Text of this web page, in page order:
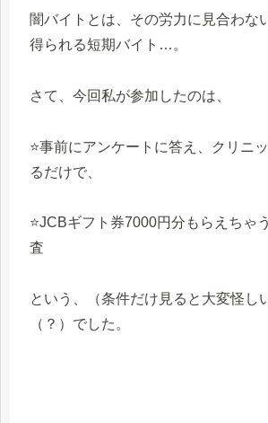
闇バイトとは、その労力に見合わな
得られる短期バイト…。
さて、今回私が参加したのは、
⭐️事前にアンケートに答え、クリニ
るだけで、
⭐️JCBギフト券7000円分もらえちゃ
査
という、（条件だけ見ると大変怪し
（？）でした。